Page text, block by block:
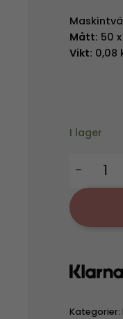
Mått: 50
Vikt: 0,08
I lager
Kategorier: